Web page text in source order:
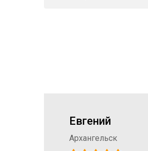
Евгений
Архангельск